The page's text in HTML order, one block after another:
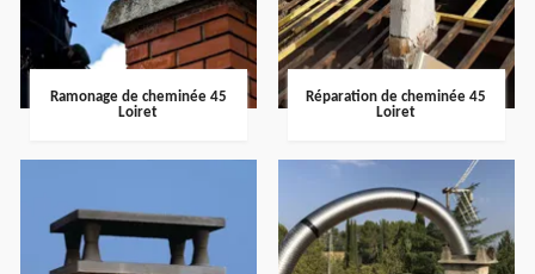
Ramonage de cheminée 45
Loiret
Réparation de cheminée 45
Loiret